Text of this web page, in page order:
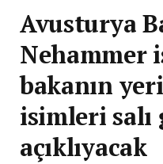
Avusturya
Nehammer
bakanın
isimleri salı
açıklıyacak